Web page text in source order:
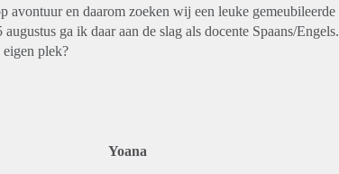
avontuur en daarom zoeken wij een leuke gemeubileerde
ga ik daar aan de slag als docente Spaans/Engels.
plek?
Yoana